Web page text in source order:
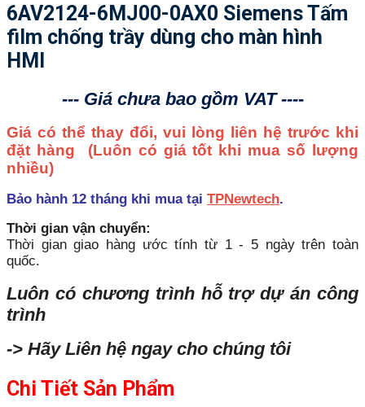
6AV2124-6MJ00-0AX0 Siemens Tấm
film chống trầy dùng cho màn hình
HMI
--- Giá chưa bao gồm VAT ----
Giá có thể thay đổi, vui lòng liên hệ trước khi
đặt hàng (Luôn có giá tốt khi mua số lượng
nhiều)
Bảo hành 12 tháng khi mua tại TPNewtech.
Thời gian vận chuyển:
Thời gian giao hàng ước tính từ 1 - 5 ngày trên toàn
quốc.
Luôn có chương trình hỗ trợ dự án công
trình
-> Hãy Liên hệ ngay cho chúng tôi
Chi Tiết Sản Phẩm